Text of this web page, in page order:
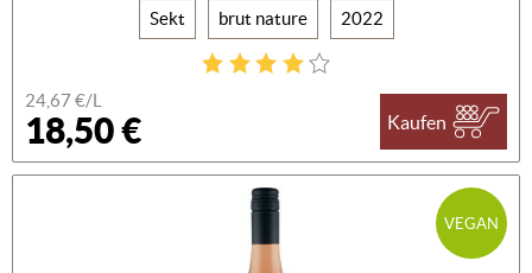
Sekt brut nature 2022
24,67 €/L
18,50 € Kaufen
VEGAN